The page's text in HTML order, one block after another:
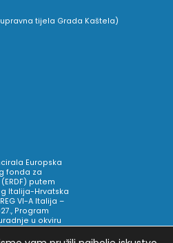
tijela Grada Kaštela)
Europska
fonda za
putem
Italija-Hrvatska
VI-A Italija –
Program
u okviru